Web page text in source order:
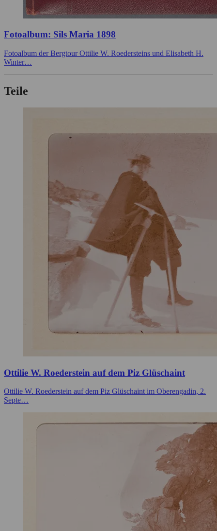
Fotoalbum: Sils Maria 1898
Fotoalbum der Bergtour Ottilie W. Roedersteins und Elisabeth H.
Winter…
Teile
Ottilie W. Roederstein auf dem Piz Glüschaint
Ottilie W. Roederstein auf dem Piz Glüschaint im Oberengadin, 2.
Septe…